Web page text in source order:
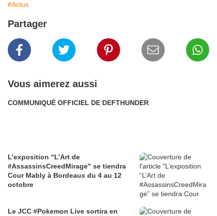
#Actus
Partager
Vous aimerez aussi
COMMUNIQUÉ OFFICIEL DE DEFTHUNDER
L’exposition “L’Art de
#AssassinsCreedMirage” se tiendra
Cour Mably à Bordeaux du 4 au 12
octobre
Le JCC #Pokemon Live sortira en